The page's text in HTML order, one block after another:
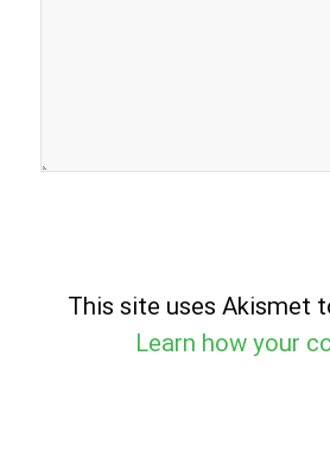
This site uses Akismet
Learn how your